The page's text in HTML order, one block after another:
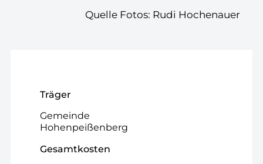
Quelle Fotos: Rudi Hochenauer
Träger
Gemeinde
Hohenpeißenberg
Gesamtkosten